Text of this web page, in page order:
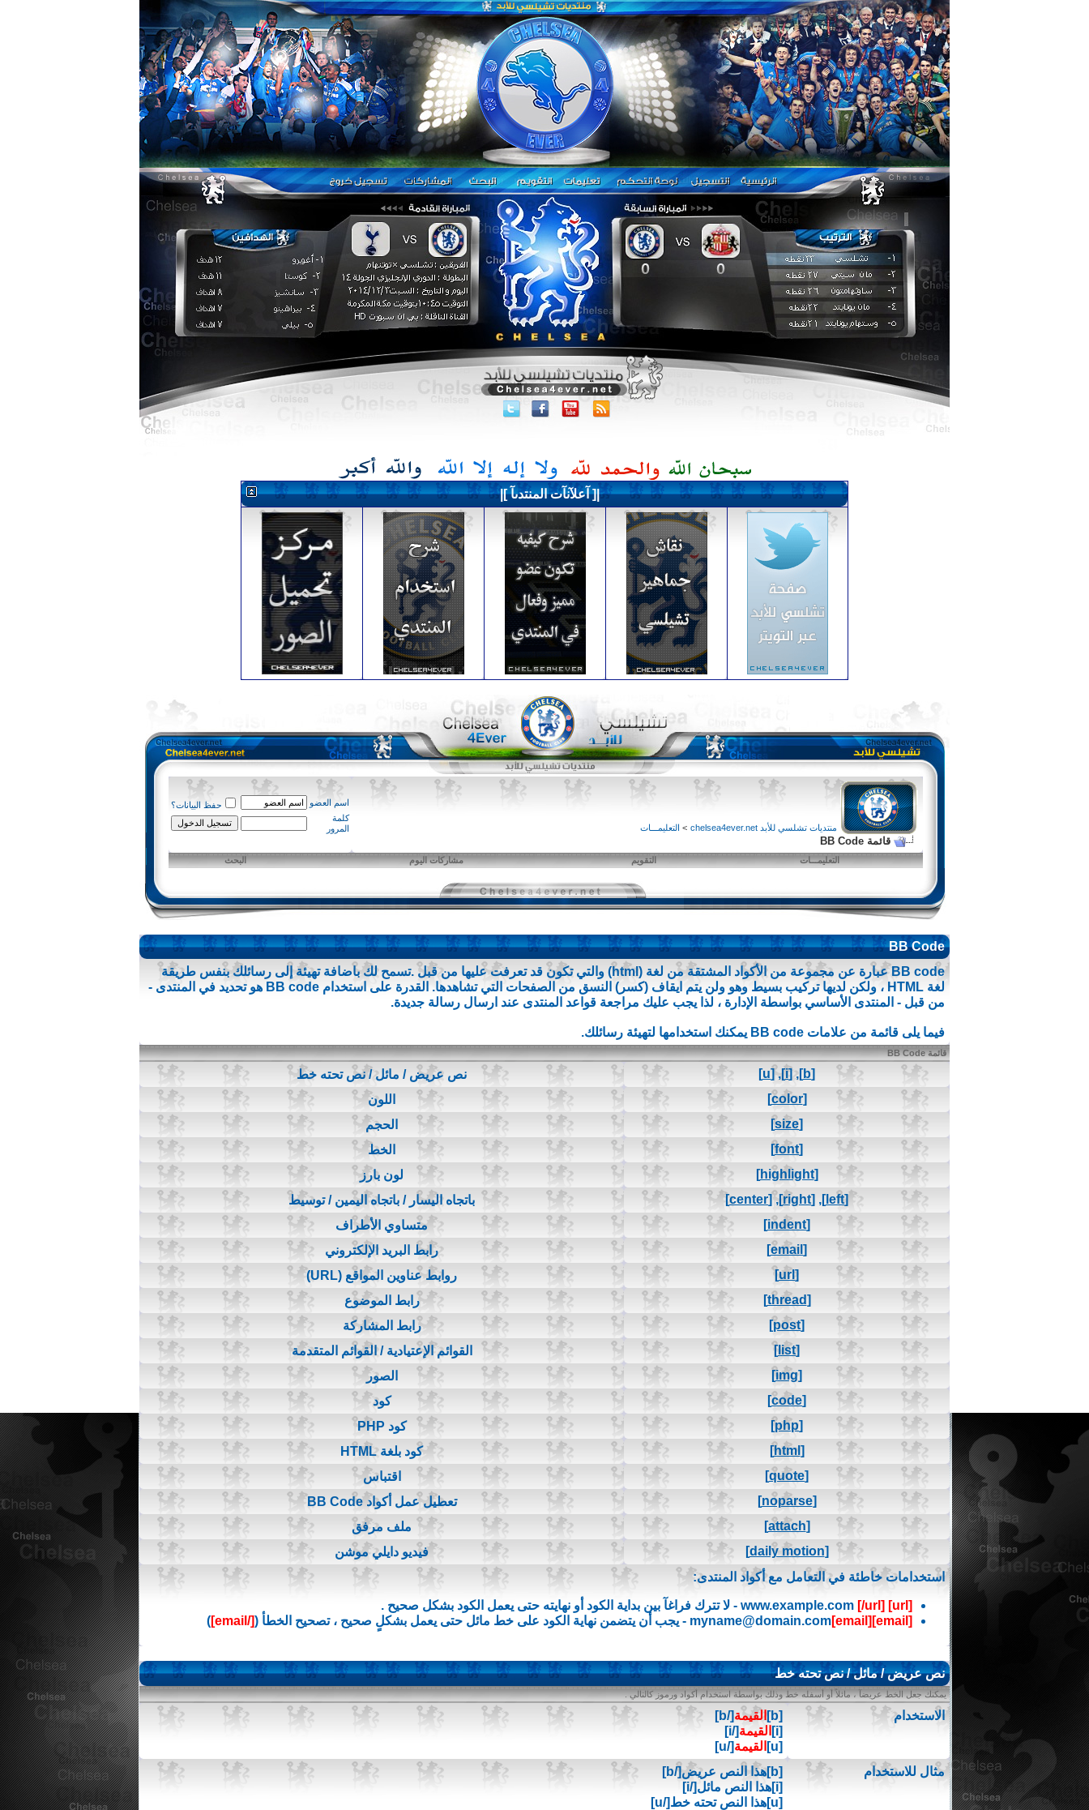
|[ آعلآنآت المنتدىآ ]|
منتديات تشلسي للأبد chelsea4ever.net > التعليمـــات
قائمة BB Code
اسم العضو
حفظ البيانات؟
كلمة
المرور
التعليمـــات التقويم مشاركات اليوم البحث
BB Code
BB code عبارة عن مجموعة من الأكواد المشتقة من لغة (html) والتي تكون قد تعرفت عليها من قبل .تسمح لك باضافة تهيئة إلى رسائلك بنفس طريقة
لغة HTML ، ولكن لديها تركيب بسيط وهو ولن يتم ايقاف (كسر) النسق من الصفحات التي تشاهدها. القدرة على استخدام BB code هو تحديد في المنتدى -
من قبل - المنتدى الأساسي بواسطة الإدارة ، لذا يجب عليك مراجعة قواعد المنتدى عند ارسال رسالة جديدة.
فيما يلى قائمة من علامات BB code يمكنك استخدامها لتهيئة رسائلك.
قائمة BB Code
[b]
,
[i]
,
[u]
نص عريض / مائل / نص تحته خط
[color]
اللون
[size]
الحجم
[font]
الخط
[highlight]
لون بارز
[left]
,
[right]
,
[center]
باتجاه اليسار / باتجاه اليمين / توسيط
[indent]
متساوي الأطراف
[email]
رابط البريد الإلكتروني
[url]
روابط عناوين المواقع (URL)
[thread]
رابط الموضوع
[post]
رابط المشاركة
[list]
القوائم الإعتيادية / القوائم المتقدمة
[img]
الصور
[code]
كود
[php]
كود PHP
[html]
كود بلغة HTML
[quote]
اقتباس
[noparse]
تعطيل عمل أكواد BB Code
[attach]
ملف مرفق
[daily motion]
فيديو دايلي موشن
استخدامات خاطئة في التعامل مع أكواد المنتدى:
[url]
[/url]
- لا تترك فراغآ بين بداية الكود أو نهايته حتى يعمل الكود بشكل صحيح .
[email]
myname@domain.com[email] - يجب أن يتضمن نهاية الكود على خط مائل حتى يعمل بشكلٍ صحيح ، تصحيح الخطأ ([/email]
)
نص عريض / مائل / نص تحته خط
يمكنك جعل الخط عريضآ ، مائلاً أو أسفله خط وذلك بواسطة استخدام أكواد ورموز كالتالي .
الاستخدام [b] القيمة[/b]
[i]
القيمة[/i]
[u]
القيمة[/u]
مثال للاستخدام
[b]هذا النص عريض[/b]
[i]هذا النص مائل[/i]
[u]هذا النص تحته خط[/u]